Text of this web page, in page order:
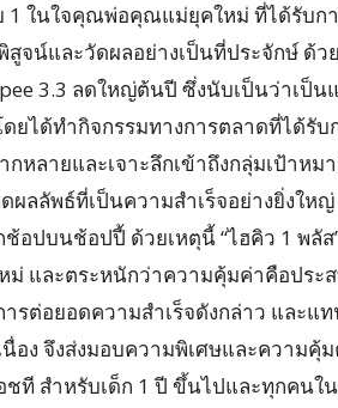
1 ในใจคุณพ่อคุณแม่ยุคใหม่ ที่ได้รับกา
จน์และวัดผลอย่างเป็นที่ประจักษ์ ด้ว
3.3 ลดใหญ่ต้นปี ซึ่งนับเป็นว่าเป็น
ยได้ทำกิจกรรมทางการตลาดที่ได้รั
หลายและเจาะลึกเข้าถึงกลุ่มเป้าหม
ดผลลัพธ์ที่เป็นความสำเร็จอย่างยิ่งให
ปบนช้อปปี้ ด้วยเหตุนี้ “ไฮคิว 1 พลัส
และตระหนักว่าความคุ้มค่าคือประ
รต่อยอดความสำเร็จดังกล่าว และ
ง จึงส่งมอบความพิเศษและความคุ้
ที สำหรับเด็ก 1 ปี ขึ้นไปและทุกคนใ